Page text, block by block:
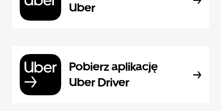
Uber
Pobierz aplikację
Uber Driver